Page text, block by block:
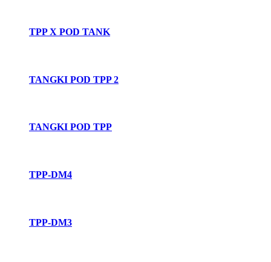
TPP X POD TANK
TANGKI POD TPP 2
TANGKI POD TPP
TPP-DM4
TPP-DM3